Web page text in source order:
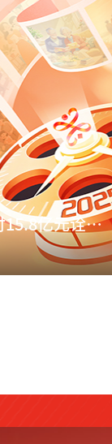
数智赋能+温情服务 信泰保险2025年赔付15.8亿元诠释保险初心